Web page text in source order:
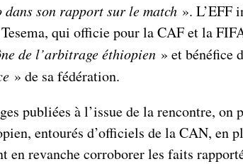
dans son rapport sur le match ». L’EFF
qui officie pour la CAF et la
de l’arbitrage éthiopien » et bénéfice
» de sa fédération.
publiées à l’issue de la rencontre, on
entourés d’officiels de la CAN, en
en revanche corroborer les faits